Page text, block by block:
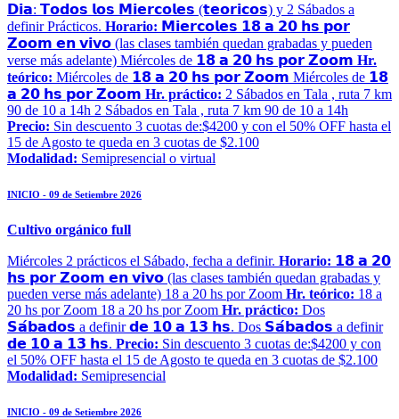
𝗗𝗶𝗮: 𝗧𝗼𝗱𝗼𝘀 𝗹𝗼𝘀 𝗠𝗶𝗲𝗿𝗰𝗼𝗹𝗲𝘀 (𝘁𝗲𝗼𝗿𝗶𝗰𝗼𝘀) y 2 Sábados a
definir Prácticos. Horario: 𝗠𝗶𝗲𝗿𝗰𝗼𝗹𝗲𝘀 𝟭𝟴 𝗮 𝟮𝟬 𝗵𝘀 𝗽𝗼𝗿
𝗭𝗼𝗼𝗺 𝗲𝗻 𝘃𝗶𝘃𝗼 (las clases también quedan grabadas y pueden
verse más adelante) Miércoles de 𝟭𝟴 𝗮 𝟮𝟬 𝗵𝘀 𝗽𝗼𝗿 𝗭𝗼𝗼𝗺 Hr.
teórico: Miércoles de 𝟭𝟴 𝗮 𝟮𝟬 𝗵𝘀 𝗽𝗼𝗿 𝗭𝗼𝗼𝗺 Miércoles de 𝟭𝟴
𝗮 𝟮𝟬 𝗵𝘀 𝗽𝗼𝗿 𝗭𝗼𝗼𝗺 Hr. práctico: 2 Sábados en Tala , ruta 7 km
90 de 10 a 14h 2 Sábados en Tala , ruta 7 km 90 de 10 a 14h
Precio: Sin descuento 3 cuotas de:$4200 y con el 50% OFF hasta el
15 de Agosto te queda en 3 cuotas de $2.100
Modalidad: Semipresencial o virtual
INICIO - 09 de Setiembre 2026
Cultivo orgánico full
Miércoles 2 prácticos el Sábado, fecha a definir. Horario: 𝟭𝟴 𝗮 𝟮𝟬
𝗵𝘀 𝗽𝗼𝗿 𝗭𝗼𝗼𝗺 𝗲𝗻 𝘃𝗶𝘃𝗼 (las clases también quedan grabadas y
pueden verse más adelante) 18 a 20 hs por Zoom Hr. teórico: 18 a
20 hs por Zoom 18 a 20 hs por Zoom Hr. práctico: Dos
𝗦𝗮́𝗯𝗮𝗱𝗼𝘀 a definir 𝗱𝗲 𝟭𝟬 𝗮 𝟭𝟯 𝗵𝘀. Dos 𝗦𝗮́𝗯𝗮𝗱𝗼𝘀 a definir
𝗱𝗲 𝟭𝟬 𝗮 𝟭𝟯 𝗵𝘀. Precio: Sin descuento 3 cuotas de:$4200 y con
el 50% OFF hasta el 15 de Agosto te queda en 3 cuotas de $2.100
Modalidad: Semipresencial
INICIO - 09 de Setiembre 2026